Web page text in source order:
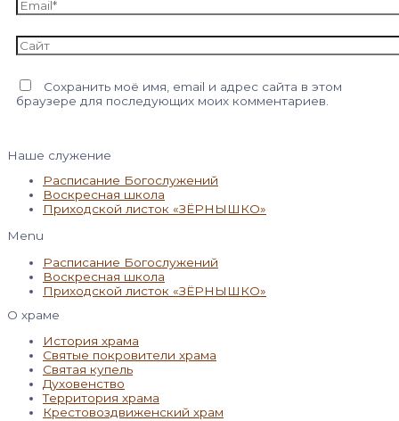
Сайт
Сохранить моё имя, email и адрес сайта в этом
браузере для последующих моих комментариев.
Наше служение
Расписание Богослужений
Воскресная школа
Приходской листок «ЗЁРНЫШКО»
Menu
Расписание Богослужений
Воскресная школа
Приходской листок «ЗЁРНЫШКО»
О храме
История храма
Святые покровители храма
Святая купель
Духовенство
Территория храма
Крестовоздвиженский храм